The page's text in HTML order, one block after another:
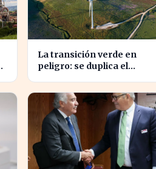
La transición verde en
peligro: se duplica el